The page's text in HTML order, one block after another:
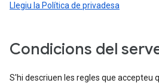
Llegiu la Política de privadesa
Condicions del
S'hi descriuen les regles que accepteu